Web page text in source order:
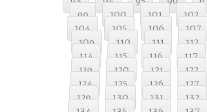
99
100 101 102
104
105 106 107
109
110 111 112
114
115 116 117
119
120 121 122
124
125 126 127
129
130 131 132